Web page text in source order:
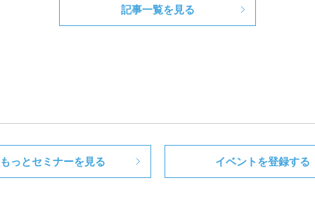
記事一覧を見る
もっとセミナーを見る イベントを登録する